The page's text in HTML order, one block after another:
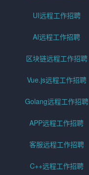
UI远程工作招聘
AI远程工作招聘
区块链远程工作招聘
Vue.js远程工作招聘
Golang远程工作招聘
APP远程工作招聘
客服远程工作招聘
C++远程工作招聘